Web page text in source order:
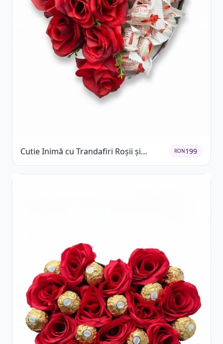
Cutie Inimă cu Trandafiri Roșii și
Raffaello
RON199